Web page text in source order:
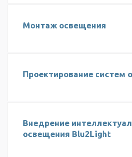
Монтаж освещения
Проектирование систем
Внедрение
освещения Blu2Light